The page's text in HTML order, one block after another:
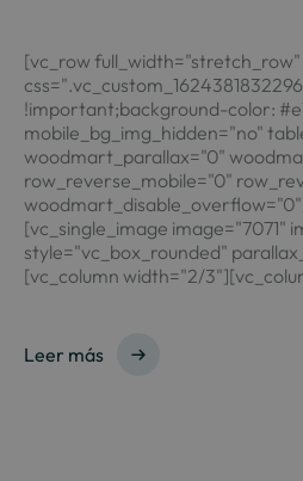
[vc_row full_width="stretch_row"
!important;background-color:
mobile_bg_img_hidden="no"
woodmart_parallax="0"
row_reverse_mobile="0"
[vc_single_image image="7071"
style="vc_box_rounded"
[vc_column width="2/
Leer más